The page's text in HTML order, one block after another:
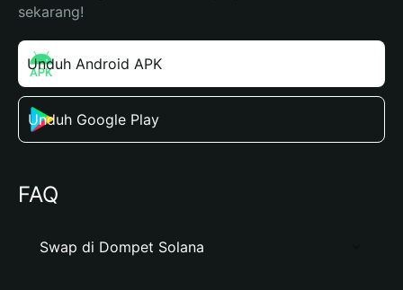
sekarang!
Unduh Android APK
Unduh Google Play
FAQ
Swap di Dompet Solana